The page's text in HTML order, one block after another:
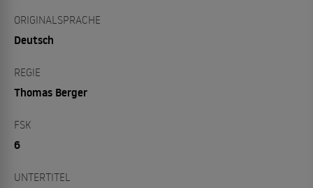
ORIGINALSPRACHE
Deutsch
REGIE
Thomas Berger
FSK
6
UNTERTITEL